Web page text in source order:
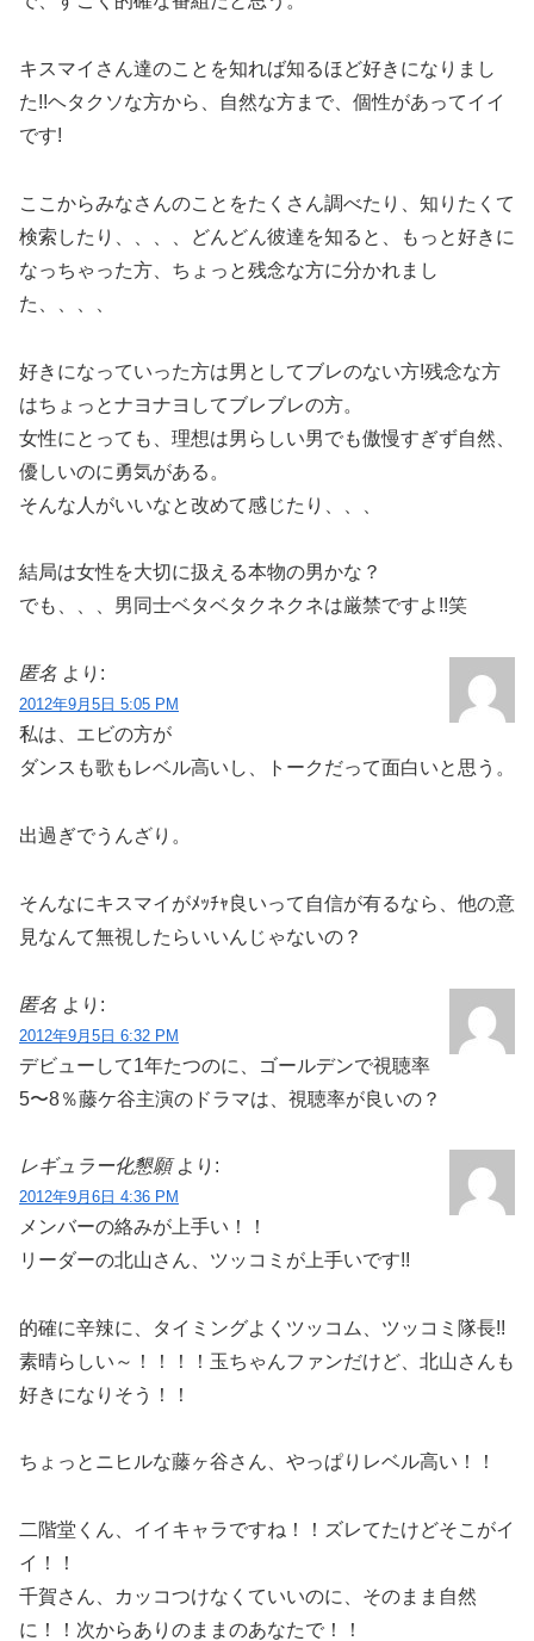
キスマイさん達のことを知れば知るほど好きになりまし
た!!ヘタクソな方から、自然な方まで、個性があってイイ
です!
ここからみなさんのことをたくさん調べたり、知りたくて
検索したり、、、、どんどん彼達を知ると、もっと好きに
なっちゃった方、ちょっと残念な方に分かれまし
た、、、、
好きになっていった方は男としてブレのない方!残念な方
はちょっとナヨナヨしてブレブレの方。
女性にとっても、理想は男らしい男でも傲慢すぎず自然、
優しいのに勇気がある。
そんな人がいいなと改めて感じたり、、、
結局は女性を大切に扱える本物の男かな？
でも、、、男同士ベタベタクネクネは厳禁ですよ!!笑
匿名 より:
2012年9月5日 5:05 PM
私は、エビの方が
ダンスも歌もレベル高いし、トークだって面白いと思う。
出過ぎでうんざり。
そんなにキスマイがﾒｯﾁｬ良いって自信が有るなら、他の意
見なんて無視したらいいんじゃないの？
匿名 より:
2012年9月5日 6:32 PM
デビューして1年たつのに、ゴールデンで視聴率
5〜8％藤ケ谷主演のドラマは、視聴率が良いの？
レギュラー化懇願 より:
2012年9月6日 4:36 PM
メンバーの絡みが上手い！！
リーダーの北山さん、ツッコミが上手いです!!
的確に辛辣に、タイミングよくツッコム、ツッコミ隊長!!
素晴らしい～！！！！玉ちゃんファンだけど、北山さんも
好きになりそう！！
ちょっとニヒルな藤ヶ谷さん、やっぱりレベル高い！！
二階堂くん、イイキャラですね！！ズレてたけどそこがイ
イ！！
千賀さん、カッコつけなくていいのに、そのまま自然
に！！次からありのままのあなたで！！